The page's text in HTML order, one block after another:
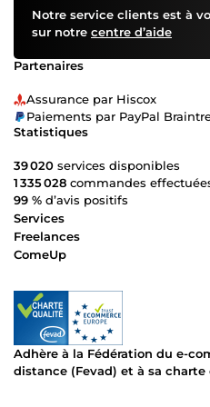
Notre service clients est à
sur notre centre d’aide
Partenaires
Assurance par Hiscox
Paiements par PayPal
Statistiques
39 020 services disponibles
1 335 028 commandes
99 % d’avis positifs
Services
Freelances
ComeUp
Adhère à la Fédération du e-
distance (Fevad) et à sa charte